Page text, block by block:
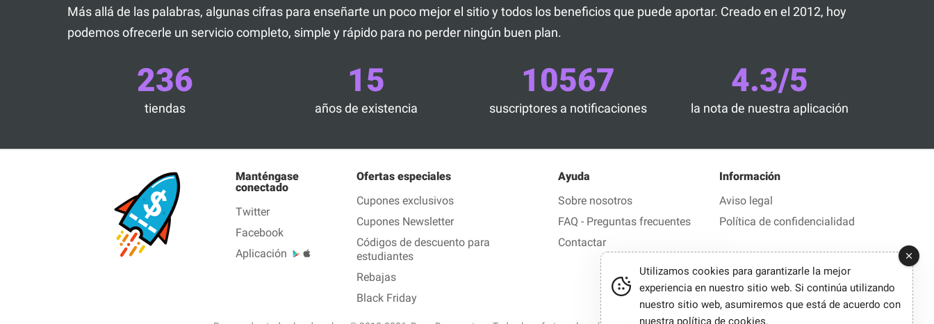
Más allá de las palabras, algunas cifras para enseñarte un poco mejor el sitio y todos los beneficios que puede aportar. Creado en el 2012, hoy
podemos ofrecerle un servicio completo, simple y rápido para no perder ningún buen plan.
236
tiendas
15
años de existencia
10567
suscriptores a notificaciones
4.3/5
la nota de nuestra aplicación
Manténgase
conectado
Twitter
Facebook
Aplicación
Ofertas especiales
Cupones exclusivos
Cupones Newsletter
Códigos de descuento para
estudiantes
Rebajas
Black Friday
Ayuda
Sobre nosotros
FAQ - Preguntas frecuentes
Contactar
Información
Aviso legal
Política de confidencialidad
Utilizamos cookies para garantizarle la mejor
experiencia en nuestro sitio web. Si continúa utilizando
nuestro sitio web, asumiremos que está de acuerdo con
nuestra política de cookies.